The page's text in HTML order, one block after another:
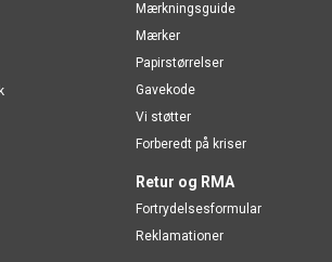
Mærkningsguide
Mærker
Papirstørrelser
Gavekode
Vi støtter
Forberedt på kriser
Retur og RMA
Fortrydelsesformular
Reklamationer